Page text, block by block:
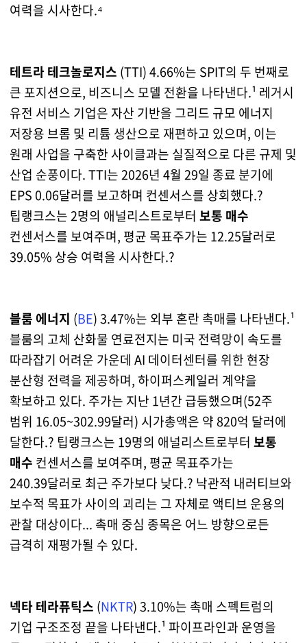
여력을 시사한다.⁴
테트라 테크놀로지스 (TTI) 4.66%는 SPIT의 두 번째로
큰 포지션으로, 비즈니스 모델 전환을 나타낸다.¹ 레거시
유전 서비스 기업은 자산 기반을 그리드 규모 에너지
저장용 브롬 및 리튬 생산으로 재편하고 있으며, 이는
원래 사업을 구축한 사이클과는 실질적으로 다른 규제 및
산업 순풍이다. TTI는 2026년 4월 29일 종료 분기에
EPS 0.06달러를 보고하며 컨센서스를 상회했다.?
팁랭크스는 2명의 애널리스트로부터 보통 매수
컨센서스를 보여주며, 평균 목표주가는 12.25달러로
39.05% 상승 여력을 시사한다.?
블룸 에너지 (BE) 3.47%는 외부 혼란 촉매를 나타낸다.¹
블룸의 고체 산화물 연료전지는 미국 전력망이 속도를
따라잡기 어려운 가운데 AI 데이터센터를 위한 현장
분산형 전력을 제공하며, 하이퍼스케일러 계약을
확보하고 있다. 주가는 지난 1년간 급등했으며(52주
범위 16.05~302.99달러) 시가총액은 약 820억 달러에
달한다.? 팁랭크스는 19명의 애널리스트로부터 보통
매수 컨센서스를 보여주며, 평균 목표주가는
240.39달러로 최근 주가보다 낮다.? 낙관적 내러티브와
보수적 목표가 사이의 괴리는 그 자체로 액티브 운용의
관찰 대상이다... 촉매 중심 종목은 어느 방향으로든
급격히 재평가될 수 있다.
넥타 테라퓨틱스 (NKTR) 3.10%는 촉매 스펙트럼의
기업 구조조정 끝을 나타낸다.¹ 파이프라인과 운영을